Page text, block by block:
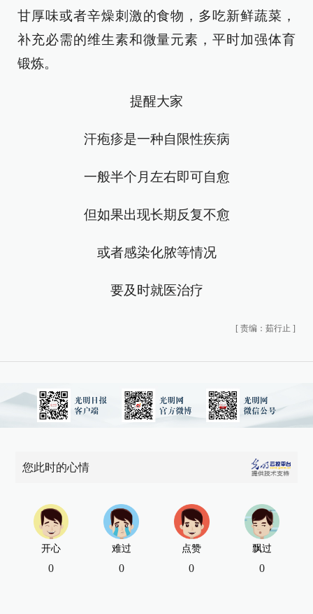
甘厚味或者辛燥刺激的食物，多吃新鲜蔬菜，
补充必需的维生素和微量元素，平时加强体育
锻炼。
提醒大家
汗疱疹是一种自限性疾病
一般半个月左右即可自愈
但如果出现长期反复不愈
或者感染化脓等情况
要及时就医治疗
[ 责编：茹行止 ]
您此时的心情
开心
0
难过
0
点赞
0
飘过
0